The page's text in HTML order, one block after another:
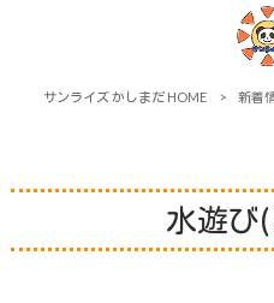
サンライズ かしまだ HOME > 新着
水遊